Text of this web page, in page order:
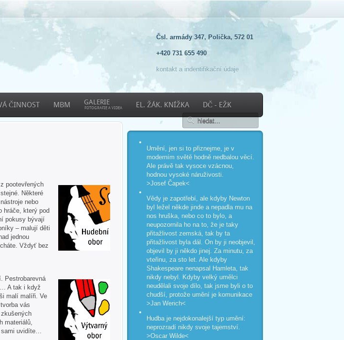
Čsl. armády 347, Polička, 572 01
+420 731 655 490
kontakt a indentifikační údaje
ČINNOST MBM GALERIE
FOTOGRAFIE A VIDEA EL. ŽÁK. KNÍŽKA DČ - EŽK
pootevřených
Některé
nebo
hráče, který pod
pokusy bývají
– malují děti
jednou
Vždyť bez
Pestrobarevná
A tak i když
malí malíři. Ve
vás
materiálů,
sami uvidíte…
Umění, jen si to přiznejme, je v
moderním světě hodně nedbalou věcí.
Ale právě tak vysoce vzácnou,
hodnou vysoké náruživosti.
>Josef Čapek<
Vědy je zapotřebí, ale kdyby Newton
byl ležel někde jinde a nepadla mu na
nos hruška, nebo co to bylo, a
neupozornila ho na to, že je taky
přitažlivost zemská, tak by ta
přitažlivost byla dál. On by ji neobjevil,
objevil by ji někdo jinej. Za minutu, za
vteřinu, za sto let. Ale kdyby
Shakespeare nenapsal Hamleta, tak
nikdy nebyl. Kdyby velký umělci
neudělali svoje dílo, tak jsme byli o to
chudší, protože umění je komunikace
>Jan Werich<
Hudba je nejdokonalejší typ umění:
neprozradí nikdy svoje tajemství.
>Oscar Wilde<